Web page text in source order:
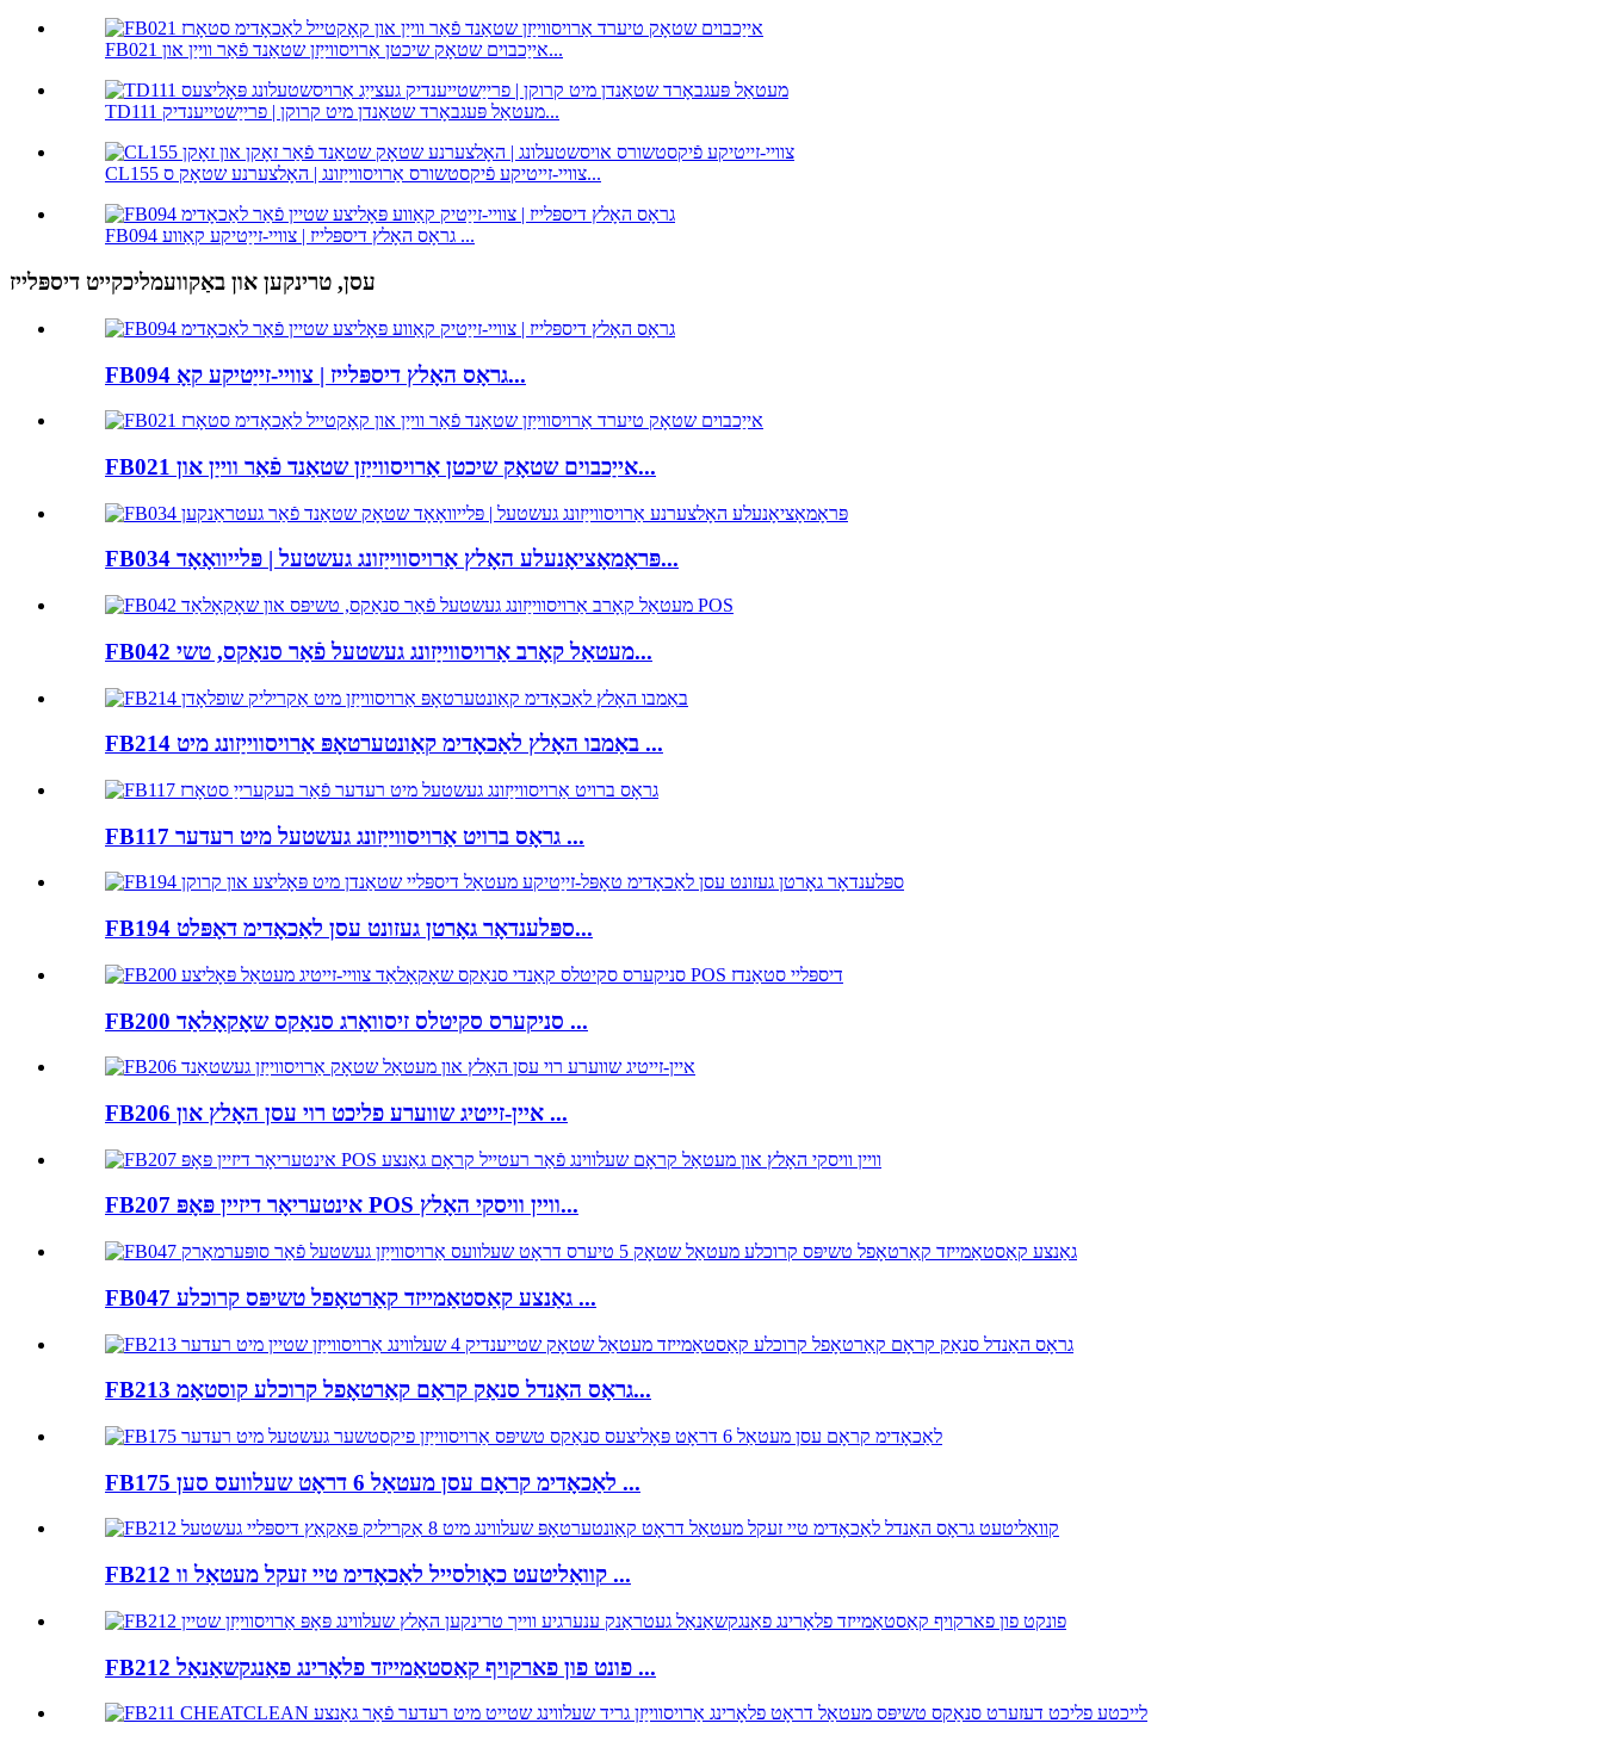
FB021 אייַכבוים שטאָק שיכטן אַרויסווייַזן שטאַנד פֿאַר ווייַן און...
TD111 מעטאַל פּעגבאָרד שטאַנדן מיט קרוקן | פרייַשטייענדיק...
CL155 צוויי-זייטיקע פֿיקסטשורס אַרויסווייַזונג | האָלצערנע שטאָק ס...
FB094 גראָס האָלץ דיספּלייז | צוויי-זייַטיקע קאַווע ...
עסן, טרינקען און באַקוועמליכקייט דיספּלייז
FB094 גראָס האָלץ דיספּלייז | צוויי-זייַטיקע קאָ...
FB021 אייַכבוים שטאָק שיכטן אַרויסווייַזן שטאַנד פֿאַר ווייַן און...
FB034 פּראָמאָציאָנעלע האָלץ אַרויסווייַזונג געשטעל | פּלייוואָאָד...
FB042 מעטאַל קאָרב אַרויסווייַזונג געשטעל פֿאַר סנאַקס, טשי...
FB214 באַמבו האָלץ לאַכאָדימ קאַונטערטאָפּ אַרויסווייַזונג מיט ...
FB117 גראָס ברויט אַרויסווייַזונג געשטעל מיט רעדער ...
FB194 ספּלענדאָר גאָרטן געזונט עסן לאַכאָדימ דאָפּלט...
FB200 סניקערס סקיטלס זיסוואַרג סנאַקס שאָקאָלאַד ...
FB206 איין-זייטיג שווערע פליכט רוי עסן האָלץ און ...
FB207 אינטעריאָר דיזיין פּאָפּ POS וויין וויסקי האָלץ...
FB047 גאַנצע קאַסטאַמייזד קאַרטאָפל טשיפּס קרוכלע ...
FB213 גראָס האַנדל סנאַק קראָם קאַרטאָפל קרוכלע קוסטאָמ...
FB175 לאַכאָדימ קראָם עסן מעטאַל 6 דראָט שעלוועס סען ...
FB212 קוואַליטעט כאָולסייל לאַכאָדימ טיי זעקל מעטאַל וו ...
FB212 פונט פון פארקויף קאַסטאַמייזד פלאָרינג פאַנגקשאַנאַל ...